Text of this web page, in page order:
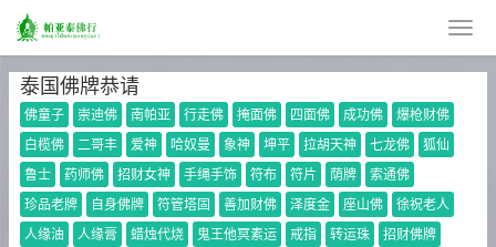
泰国佛牌恭请
佛童子 崇迪佛 南帕亚 行走佛 掩面佛 四面佛 成功佛
爆枪财佛
白榄佛
二哥丰 爱神 哈奴曼 象神 坤平 拉胡天神 七龙佛
狐仙
鲁士
药师佛 招财女神 手绳手饰 符布 符片 荫牌
索通佛
珍品老牌
自身佛牌 符管塔固 善加财佛 泽度金 座山佛
徐祝老人
人缘油
人缘膏 蜡烛代烧 鬼王他冥素运 戒指 转运珠
招财佛牌